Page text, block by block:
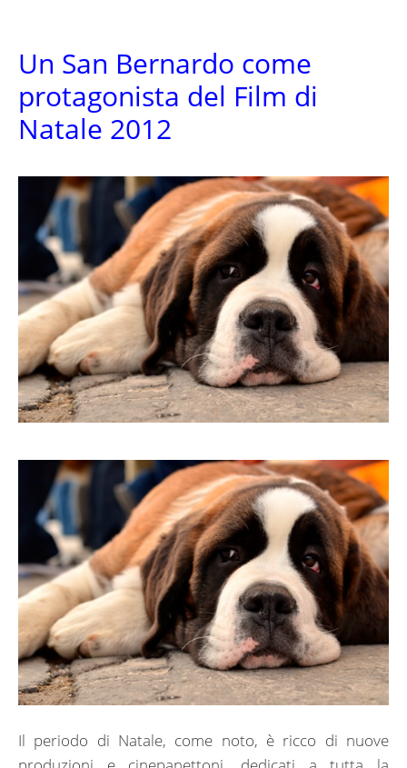
Un San Bernardo come
protagonista del Film di
Natale 2012
Il periodo di Natale, come noto, è ricco di nuove